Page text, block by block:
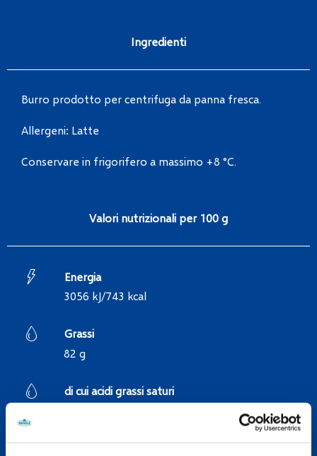
Ingredienti
Burro prodotto per centrifuga da panna fresca.
Allergeni: Latte
Conservare in frigorifero a massimo +8 °C.
Valori nutrizionali per 100 g
Energia
3056 kJ/743 kcal
Grassi
82 g
di cui acidi grassi saturi
Carboidrati